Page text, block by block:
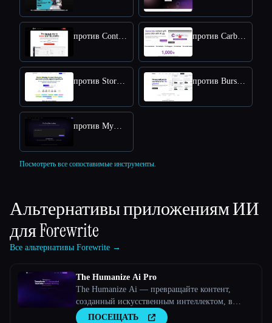
против Content Raptor против CarbonCopy
против StoryChief против BurstyAI
против MyMap.AI YouTube Summarizer
Посмотреть все сопоставимые инструменты.
Альтернативы приложениям ИИ
дляForewrite
Все альтернативы Forewrite →
The Humanize Ai Pro
The Humanize Ai — превращайте контент,
созданный искусственным интеллектом, в
текст, написанный людьми
ПОСЕЩАТЬ